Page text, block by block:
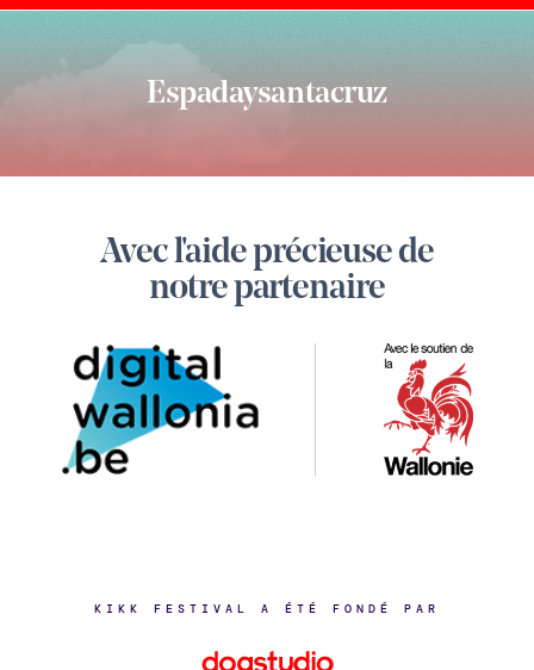
Espadaysantacruz
Avec l'aide précieuse de
notre partenaireDigital
KIKK FESTIVAL A ÉTÉ FONDÉ PAR